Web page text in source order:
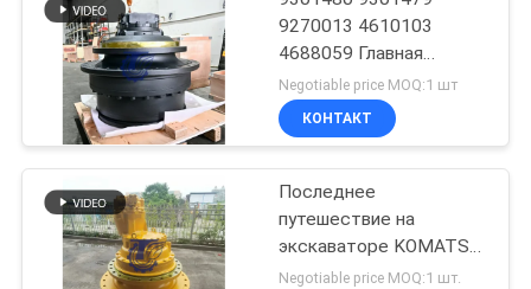
9270013 4610103
4688059 Главная
передача в сборе
Negotiable price MOQ:1 шт
КОНТАКТ
Последнее
путешествие на
экскаваторе KOMATSU
WA100-5
Negotiable price MOQ:1 шт.